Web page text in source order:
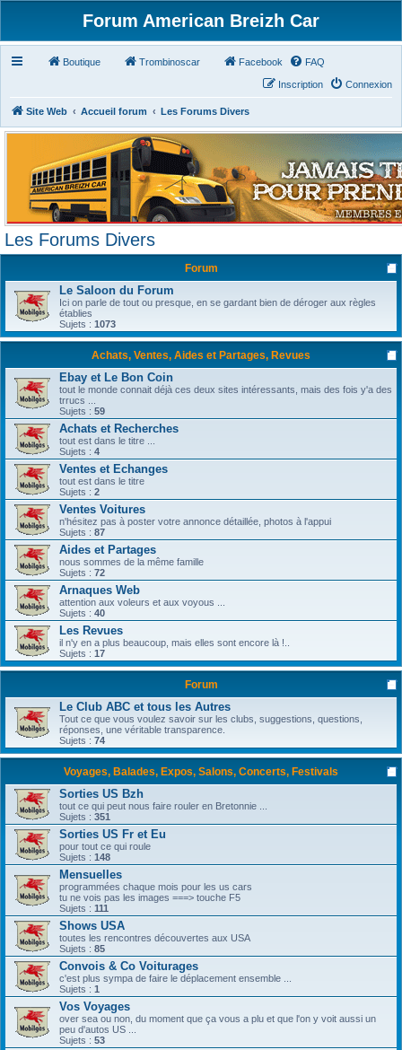
Forum American Breizh Car
Boutique Trombinoscar Facebook FAQ
Connexion
Inscription
Site Web Accueil forum Les Forums Divers
Les Forums Divers
Forum
Le Saloon du Forum
Ici on parle de tout ou presque, en se gardant bien de déroger aux règles
établies
Sujets : 1073
Achats, Ventes, Aides et Partages, Revues
Ebay et Le Bon Coin
tout le monde connait déjà ces deux sites intéressants, mais des fois y'a des
trrucs ...
Sujets : 59
Achats et Recherches
tout est dans le titre ...
Sujets : 4
Ventes et Echanges
tout est dans le titre
Sujets : 2
Ventes Voitures
n'hésitez pas à poster votre annonce détaillée, photos à l'appui
Sujets : 87
Aides et Partages
nous sommes de la même famille
Sujets : 72
Arnaques Web
attention aux voleurs et aux voyous ...
Sujets : 40
Les Revues
il n'y en a plus beaucoup, mais elles sont encore là !..
Sujets : 17
Forum
Le Club ABC et tous les Autres
Tout ce que vous voulez savoir sur les clubs, suggestions, questions,
réponses, une véritable transparence.
Sujets : 74
Voyages, Balades, Expos, Salons, Concerts, Festivals
Sorties US Bzh
tout ce qui peut nous faire rouler en Bretonnie ...
Sujets : 351
Sorties US Fr et Eu
pour tout ce qui roule
Sujets : 148
Mensuelles
programmées chaque mois pour les us cars
tu ne vois pas les images ===> touche F5
Sujets : 111
Shows USA
toutes les rencontres découvertes aux USA
Sujets : 85
Convois & Co Voiturages
c'est plus sympa de faire le déplacement ensemble ...
Sujets : 1
Vos Voyages
over sea ou non, du moment que ça vous a plu et que l'on y voit aussi un
peu d'autos US ...
Sujets : 53